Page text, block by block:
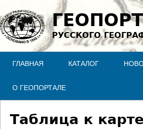
Jump to navigation
РУССКОГО
ГЛАВНАЯ КАТАЛОГ
О ГЕОПОРТАЛЕ